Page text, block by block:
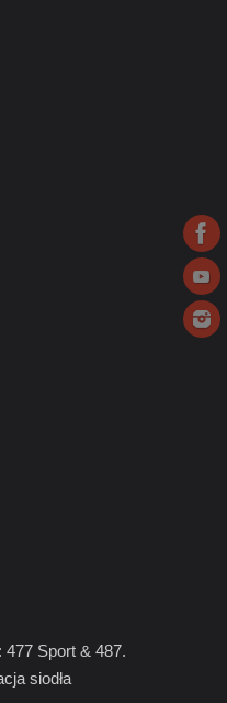
477 Sport & 487.
siodła